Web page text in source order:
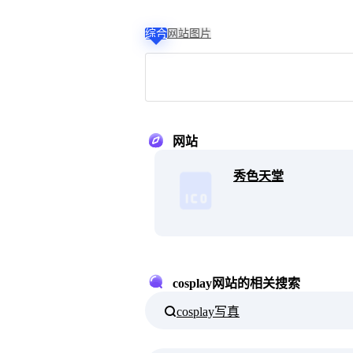
综合网站图片
网站
秀色天堂
cosplay网站的相关搜索
cosplay写真